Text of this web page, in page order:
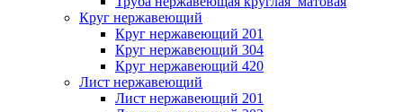
Круг нержавеющий
Круг нержавеющий 201
Круг нержавеющий 304
Круг нержавеющий 420
Лист нержавеющий
Лист нержавеющий 201